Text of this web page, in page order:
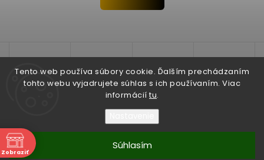
Tento web používa súbory cookie. Ďalším prechádzaním
tohto webu vyjadrujete súhlas s ich používaním. Viac
informácií tu.
Súhlasím
Copyright 2026 Seko Trenčín s.r.o.. Všetky práva vyhradené.
Zobraziť